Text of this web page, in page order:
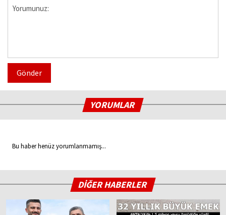
Gönder
YORUMLAR
Bu haber henüz yorumlanmamış...
DİĞER HABERLER